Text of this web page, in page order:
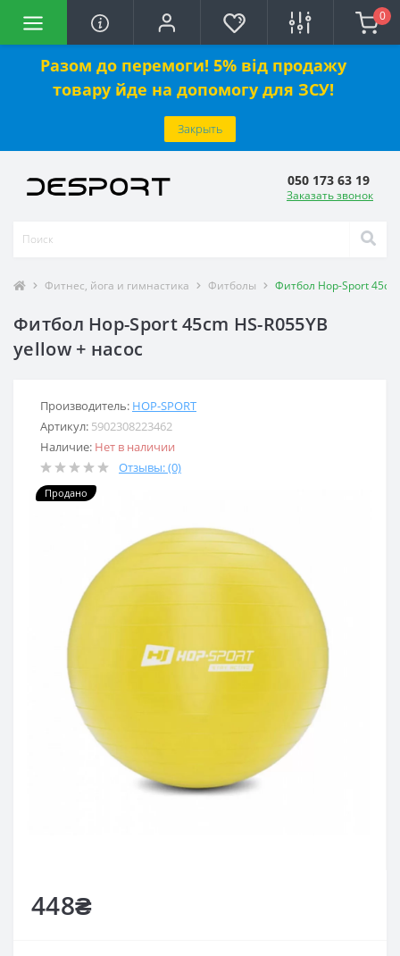
Разом до перемоги! 5% від продажу
товару йде на допомогу для ЗСУ!
Закрыть
0
050 173 63 19
Заказать звонок
Фитнес, йога и гимнастика Фитболы Фитбол Hop-Sport 45cm
Фитбол Hop-Sport 45cm HS-R055YB
yellow + насос
Производитель: HOP-SPORT
Артикул: 5902308223462
Наличие: Нет в наличии
Отзывы: (0)
Продано
448₴